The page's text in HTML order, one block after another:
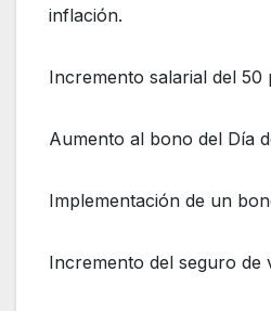
inflación.
Incremento salarial del 50
Aumento al bono del Día
Implementación de un
Incremento del seguro de